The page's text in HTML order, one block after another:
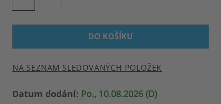
DO KOŠÍKU
NA SEZNAM SLEDOVANÝCH POLOŽEK
Datum dodání: Po., 10.08.2026 (D)